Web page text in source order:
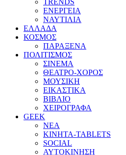
TRENDS
ΕΝΕΡΓΕΙΑ
ΝΑΥΤΙΛΙΑ
ΕΛΛΑΔΑ
ΚΟΣΜΟΣ
ΠΑΡΑΞΕΝΑ
ΠΟΛΙΤΙΣΜΟΣ
ΣΙΝΕΜΑ
ΘΕΑΤΡΟ-ΧΟΡΟΣ
ΜΟΥΣΙΚΗ
ΕΙΚΑΣΤΙΚΑ
ΒΙΒΛΙΟ
ΧΕΙΡΟΓΡΑΦΑ
GEEK
ΝΕΑ
ΚΙΝΗΤΑ-TABLETS
SOCIAL
ΑΥΤΟΚΙΝΗΣΗ